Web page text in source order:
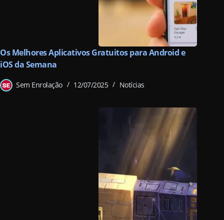
Os Melhores Aplicativos Gratuitos para Android e
iOS da Semana
Sem Enrolação 12/07/2025 Notícias